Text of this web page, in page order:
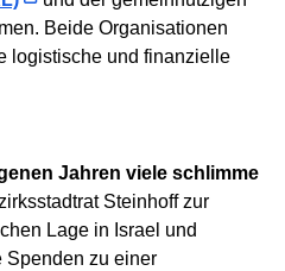
Beide Organisationen
logistische und finanzielle
Jahren viele schlimme
Steinhoff zur
Lage in Israel und
Spenden zu einer